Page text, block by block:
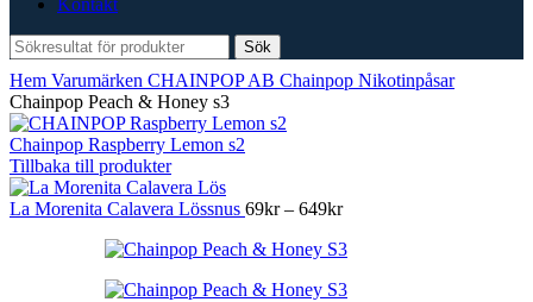
Kontakt
Sök
Hem Varumärken CHAINPOP AB Chainpop Nikotinpåsar
Chainpop Peach & Honey s3
Chainpop Raspberry Lemon s2
Tillbaka till produkter
La Morenita Calavera Lössnus 69kr – 649krPrisintervall:
till